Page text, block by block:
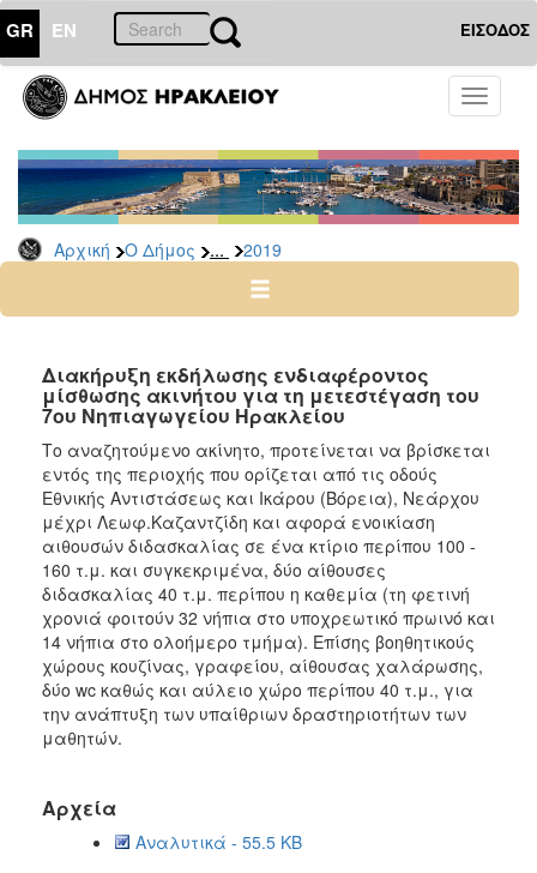
GR EN ΕΙΣΟΔΟΣ
Toggle
Αρχική Ο Δήμος ... 2019
ΔΗΜΟΣ
Διακηρύξεις
-
Δημοπρασίες
Αρχείο
2025
2023
2022
2021
2020
2019
2018
2017
2016
2015
2013
Διακήρυξη εκδήλωσης ενδιαφέροντος
μίσθωσης ακινήτου για τη μετεστέγαση του
7ου Νηπιαγωγείου Ηρακλείου
Το αναζητούμενο ακίνητο, προτείνεται να βρίσκεται
εντός της περιοχής που ορίζεται από τις οδούς
Εθνικής Αντιστάσεως και Ικάρου (Βόρεια), Νεάρχου
μέχρι Λεωφ.Καζαντζίδη και αφορά ενοικίαση
αιθουσών διδασκαλίας σε ένα κτίριο περίπου 100 -
160 τ.μ. και συγκεκριμένα, δύο αίθουσες
διδασκαλίας 40 τ.μ. περίπου η καθεμία (τη φετινή
χρονιά φοιτούν 32 νήπια στο υποχρεωτικό πρωινό και
14 νήπια στο ολοήμερο τμήμα). Επίσης βοηθητικούς
χώρους κουζίνας, γραφείου, αίθουσας χαλάρωσης,
δύο wc καθώς και αύλειο χώρο περίπου 40 τ.μ., για
την ανάπτυξη των υπαίθριων δραστηριοτήτων των
μαθητών.
Αρχεία
Αναλυτικά - 55.5 KB